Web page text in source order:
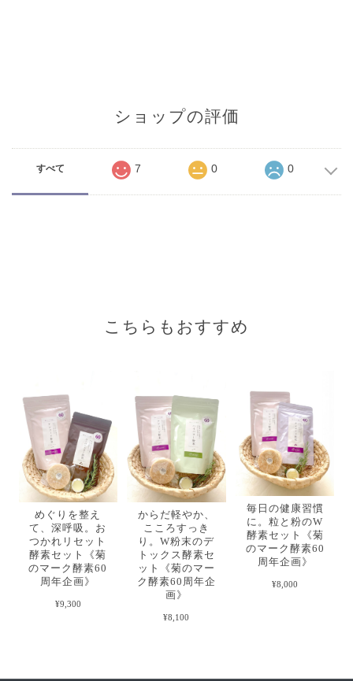
ショップの評価
すべて 7 0 0
こちらもおすすめ
めぐりを整え
て、深呼吸。お
つかれリセット
酵素セット《菊
のマーク酵素60
周年企画》
¥9,300
からだ軽やか、
こころすっき
り。W粉末のデ
トックス酵素セ
ット《菊のマー
ク酵素60周年企
画》
¥8,100
毎日の健康習慣
に。粒と粉のW
酵素セット《菊
のマーク酵素60
周年企画》
¥8,000